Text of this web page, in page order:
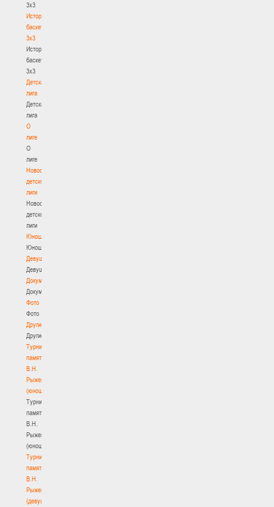
3х3
История
баскетбола
3х3
История
баскетбола
3х3
Детская
лига
Детская
лига
О
лиге
О
лиге
Новости
детской
лиги
Новости
детской
лиги
Юноши
Юноши
Девушки
Девушки
Документы
Документы
Фото
Фото
Другие
Другие
Турнир
памяти
В.Н.
Рыженкова
(юноши)
Турнир
памяти
В.Н.
Рыженкова
(юноши)
Турнир
памяти
В.Н.
Рыженкова
(девушки)